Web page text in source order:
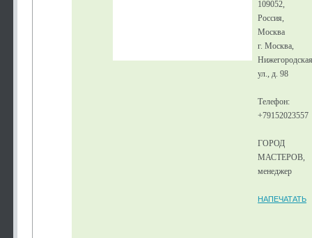
109052,
Россия,
Москва
г. Москва,
Нижегородская
ул., д. 98
Телефон:
+79152023557
ГОРОД
МАСТЕРОВ,
менеджер
НАПЕЧАТАТЬ